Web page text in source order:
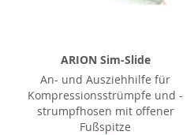
ARION Sim-Slide
An- und Ausziehhilfe für
Kompressionsstrümpfe und -
strumpfhosen mit offener
Fußspitze